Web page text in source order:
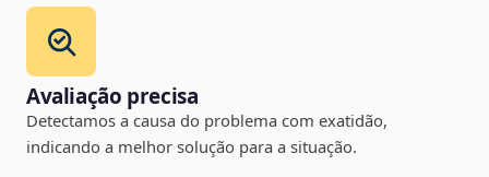
Avaliação precisa
Detectamos a causa do problema com exatidão,
indicando a melhor solução para a situação.